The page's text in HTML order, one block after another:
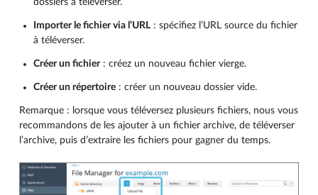
Importer le fichier via l’URL : spécifiez l’URL source du fichier
à téléverser.
Créer un fichier: créez un nouveau fichier vierge.
Créer un répertoire : créer un nouveau dossier vide.
Remarque : lorsque vous téléversez plusieurs fichiers, nous vous
recommandons de les ajouter à un fichier archive, de téléverser
l’archive, puis d’extraire les fichiers pour gagner du temps.